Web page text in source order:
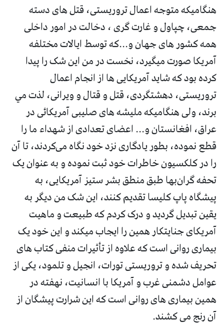
هنگاميکه متوجه اعمال تروريستى، قتل هاى دسته
جمعى، چپاول و غارت گرى ، دخالت در امور داخلى
همه کشور هاى جهان و...که توسط ايالات مختلفه
آمريکا صورت ميگيرد، نخست در من اين شک را پيدا
کرده بود که شايد آمريکايى ها از انجام اعمال
تروريستى، دهشتگردى، قتل و قتال و ويرانى، لذت مي
برند، ولى هنگاميکه مليشه هاى صليبى آمريکائى در
عراق، افغانستان و... اعضاى تعدادى از شهداء ما را
قطع نموده، بطور يادگارى نزد خود نگاه می‌کردند، تا آن
را در کلکسیون خاطرات خود ثبت نموده و به عنوان يک
تحفه گران‌بها طبق منطق بشر ستيز آمريکايى، به
پيشگاه پاپ کليسا تقديم کنند، اين شک من ديگر به
يقين تبديل گرديد و درک کردم که طبيعت و ماهيت
آمريکاى جنايتکار همين را ايجاب ميکند و اين خود يک
بيمارى روانى است که علاوه از تأثيرات منفی کتاب های
تحریف شده و تروریستی تورات، انجیل و تلمود، یکی از
عوامل دشمنی غرب و آمریکا با انسانیت، نهفته در
همین بیماری های روانی است که این شرارت پیشگان از
آن رنج می کشند.